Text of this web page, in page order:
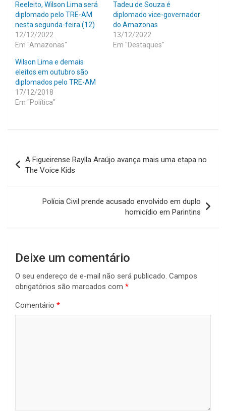
Reeleito, Wilson Lima será
diplomado pelo TRE-AM
nesta segunda-feira (12)
12/12/2022
Em "Amazonas"
Tadeu de Souza é
diplomado vice-governador
do Amazonas
13/12/2022
Em "Destaques"
Wilson Lima e demais
eleitos em outubro são
diplomados pelo TRE-AM
17/12/2018
Em "Política"
de
Post
A Figueirense Raylla Araújo avança mais uma etapa no
The Voice Kids
Polícia Civil prende acusado envolvido em duplo
homicídio em Parintins
Deixe um comentário
O seu endereço de e-mail não será publicado. Campos
obrigatórios são marcados com *
Comentário *